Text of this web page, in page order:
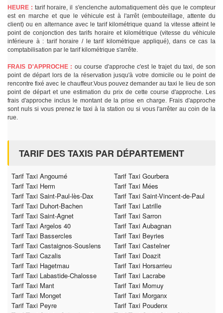
HEURE : tarif horaire, il s'enclenche automatiquement dès que le compteur
est en marche et que le véhicule est à l'arrêt (embouteillage, attente du
client) ou en alternance avec le tarif kilométrique quand la vitesse atteint le
point de conjonction des tarifs horaire et kilométrique (vitesse du véhicule
inférieure à : tarif horaire / le tarif kilométrique appliqué), dans ce cas la
comptabilisation par le tarif kilométrique s'arrête.
FRAIS D'APPROCHE : ou course d'approche c'est le trajet du taxi, de son
point de départ lors de la réservation jusqu'à votre domicile ou le point de
rencontre fixé avec le chauffeur.Vous pouvez demander au taxi le lieu de son
point de départ et une estimation du prix de cette course d'approche. Les
frais d'approche inclus le montant de la prise en charge. Frais d'approche
sont nuls si vous prenez le taxi à la station ou si vous l'arrêter au coin de la
rue.
TARIF DES TAXIS PAR DÉPARTEMENT
Tarif Taxi Angoumé
Tarif Taxi Gourbera
Tarif Taxi Herm
Tarif Taxi Mées
Tarif Taxi Saint-Paul-lès-Dax
Tarif Taxi Saint-Vincent-de-Paul
Tarif Taxi Duhort-Bachen
Tarif Taxi Latrille
Tarif Taxi Saint-Agnet
Tarif Taxi Sarron
Tarif Taxi Argelos 40
Tarif Taxi Aubagnan
Tarif Taxi Bassercles
Tarif Taxi Beyries
Tarif Taxi Castaignos-Souslens
Tarif Taxi Castelner
Tarif Taxi Cazalis
Tarif Taxi Doazit
Tarif Taxi Hagetmau
Tarif Taxi Horsarrieu
Tarif Taxi Labastide-Chalosse
Tarif Taxi Lacrabe
Tarif Taxi Mant
Tarif Taxi Momuy
Tarif Taxi Monget
Tarif Taxi Morganx
Tarif Taxi Peyre
Tarif Taxi Poudenx